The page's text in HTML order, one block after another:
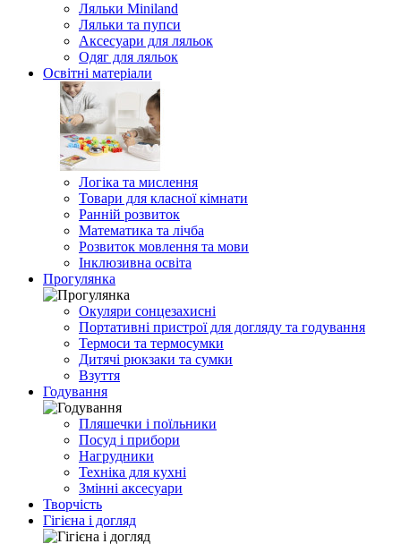
Ляльки Miniland
Ляльки та пупси
Аксесуари для ляльок
Одяг для ляльок
Освітні матеріали
Логіка та мислення
Товари для класної кімнати
Ранній розвиток
Математика та лічба
Розвиток мовлення та мови
Інклюзивна освіта
Прогулянка
Окуляри сонцезахисні
Портативні пристрої для догляду та годування
Термоси та термосумки
Дитячі рюкзаки та сумки
Взуття
Годування
Пляшечки і поїльники
Посуд і прибори
Нагрудники
Техніка для кухні
Змінні аксесуари
Творчість
Гігієна і догляд